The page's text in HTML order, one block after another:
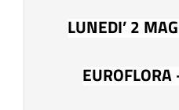
LUNEDI’ 2